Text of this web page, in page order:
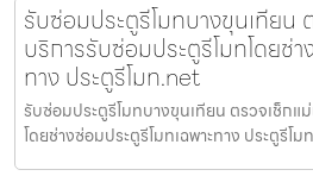
รับซ่อมประตูรีโมทบางขุนเทียน
บริการรับซ่อมประตูรีโมทโดยช่า
ทาง ประตูรีโมท.net
รับซ่อมประตูรีโมทบางขุนเทียน ตรวจเช็กแ
โดยช่างซ่อมประตูรีโมทเฉพาะทาง ประตูรีโ